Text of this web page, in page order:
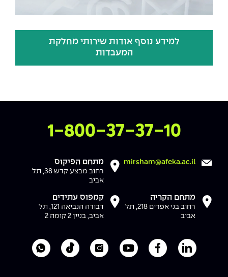
למידע נוסף אודות שירותי מחלקת
המעבדות
צרו איתנו קשר
1-800-37-37-10
mirsham@afeka.ac.il מתחם הפיקוס
רחוב מבצע קדש 38, תל
אביב
מתחם הקריה
רחוב בני אפרים 218, תל
אביב
קמפוס עתידים
דבורה הנביאה 121, תל
אביב, בניין 2 קומה 2
לעמוד הלינקדאין של מכללת אפקה
לעמוד הפייסבוק של מכללת אפקה
לעמוד היוטיוב של מכללת אפקה
לעמוד האינסטגרם של
לעמוד הטיקטוק